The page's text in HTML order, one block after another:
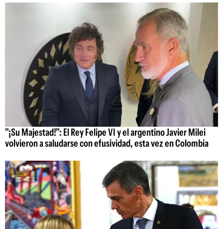
"¡Su Majestad!": El Rey Felipe VI y el argentino Javier Milei
volvieron a saludarse con efusividad, esta vez en Colombia